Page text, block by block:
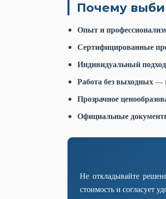
Почему
Опыт и
Сертифицированные
Индивидуальный подход
Работа без выходных—
Прозрачное
Официальные
Не откладывайте
стоимость и согласует